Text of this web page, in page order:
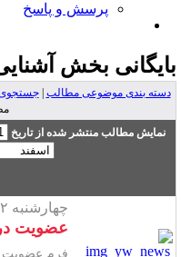
پرسش و پاسخ
بخش
دسته بندی موضوعی مطالب|جستجوی
نمایش مطالب منتشر شده از تاریخ
چهارشنبه ۲ تیر ۱۳۹۵ -
عضویت در
فرم عضویت